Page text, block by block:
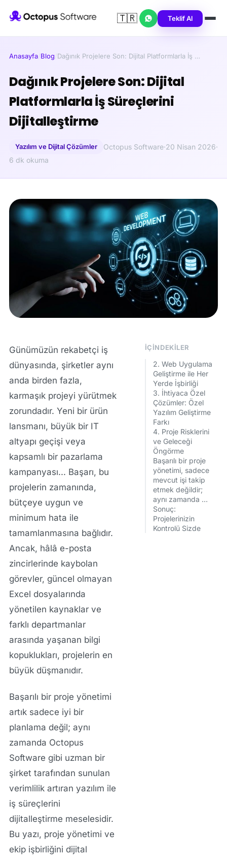
🇹🇷 Teklif Al
Anasayfa/Blog/Dağınık Projelere Son: Dijital Platformlarla İş …
Dağınık Projelere Son: Dijital
Platformlarla İş Süreçlerini
Dijitalleştirme
Yazılım ve Dijital Çözümler Octopus Software·20 Nisan 2026·
6 dk okuma
İÇINDEKILER
2. Web Uygulama
Geliştirme ile Her
Yerde İşbirliği
3. İhtiyaca Özel
Çözümler: Özel
Yazılım Geliştirme
Farkı
4. Proje Risklerini
ve Geleceği
Öngörme
Başarılı bir proje
yönetimi, sadece
mevcut işi takip
etmek değildir;
aynı zamanda …
Sonuç:
Projelerinizin
Kontrolü Sizde
Günümüzün rekabetçi iş
dünyasında, şirketler aynı
anda birden fazla,
karmaşık projeyi yürütmek
zorundadır. Yeni bir ürün
lansmanı, büyük bir IT
altyapı geçişi veya
kapsamlı bir pazarlama
kampanyası... Başarı, bu
projelerin zamanında,
bütçeye uygun ve
minimum hata ile
tamamlanmasına bağlıdır.
Ancak, hâlâ e-posta
zincirlerinde kaybolan
görevler, güncel olmayan
Excel dosyalarında
yönetilen kaynaklar ve
farklı departmanlar
arasında yaşanan bilgi
kopuklukları, projelerin en
büyük düşmanıdır.
Başarılı bir proje yönetimi
artık sadece iyi bir
planlama değil; aynı
zamanda Octopus
Software gibi uzman bir
şirket tarafından sunulan
verimlilik artıran yazılım ile
iş süreçlerini
dijitalleştirme meselesidir.
Bu yazı, proje yönetimi ve
ekip işbirliğini dijital